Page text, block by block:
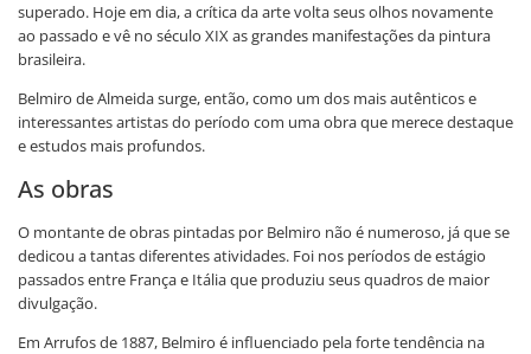
superado. Hoje em dia, a crítica da arte volta seus olhos novamente
ao passado e vê no século XIX as grandes manifestações da pintura
brasileira.
Belmiro de Almeida surge, então, como um dos mais autênticos e
interessantes artistas do período com uma obra que merece destaque
e estudos mais profundos.
As obras
O montante de obras pintadas por Belmiro não é numeroso, já que se
dedicou a tantas diferentes atividades. Foi nos períodos de estágio
passados entre França e Itália que produziu seus quadros de maior
divulgação.
Em Arrufos de 1887, Belmiro é influenciado pela forte tendência na